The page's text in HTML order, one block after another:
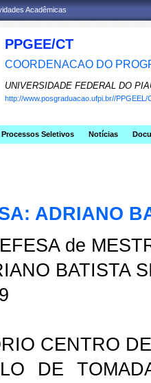
Acadêmicas
PPGEE/CT
COORDENACAO DO
UNIVERSIDADE FEDERAL DO
http://www.posgraduacao.ufpi.br//PPGEEL/
Processos Seletivos Notícias
ADRIANO
de
BATISTA
CENTRO
DE